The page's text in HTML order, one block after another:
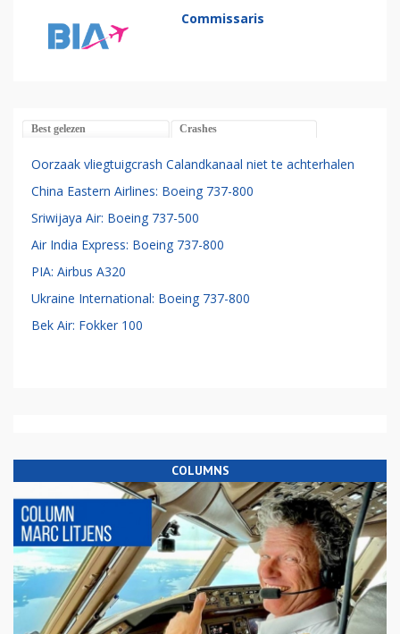
Commissaris
Best gelezen Crashes
Oorzaak vliegtuigcrash Calandkanaal niet te achterhalen
China Eastern Airlines: Boeing 737-800
Sriwijaya Air: Boeing 737-500
Air India Express: Boeing 737-800
PIA: Airbus A320
Ukraine International: Boeing 737-800
Bek Air: Fokker 100
COLUMNS